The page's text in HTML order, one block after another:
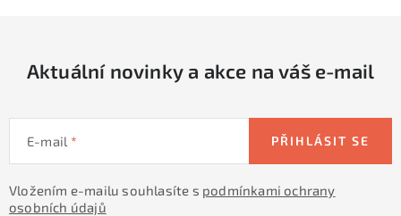
Aktuální novinky a akce na váš e-mail
E-mail
Vložením e-mailu souhlasíte s podmínkami ochrany
osobních údajů
PŘIHLÁSIT SE